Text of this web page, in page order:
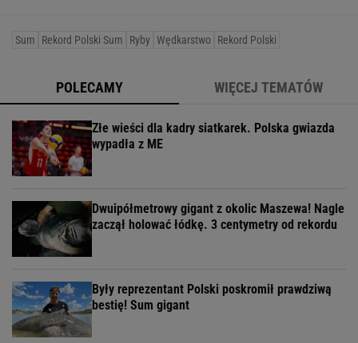
Sum Rekord Polski Sum Ryby Wędkarstwo Rekord Polski
POLECAMY WIĘCEJ TEMATÓW
Złe wieści dla kadry siatkarek. Polska gwiazda
wypadła z ME
Dwuipółmetrowy gigant z okolic Maszewa! Nagle
zaczął holować łódkę. 3 centymetry od rekordu
Były reprezentant Polski poskromił prawdziwą
bestię! Sum gigant